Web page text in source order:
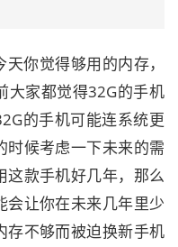
你觉得够用的内存，
大家都觉得32G的手机
的手机可能连系统更
时候考虑一下未来的需
这款手机好几年，那么
会让你在未来几年里少
存不够而被迫换新手机